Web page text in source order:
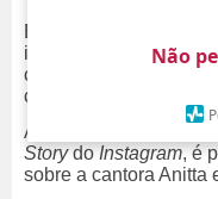
Não
Eita! Na noite da
influenciadora Virginia
causou polêmica após
chegava em São
Acontece que, na
StorydoInstagram, é
sobre a cantora Anitta